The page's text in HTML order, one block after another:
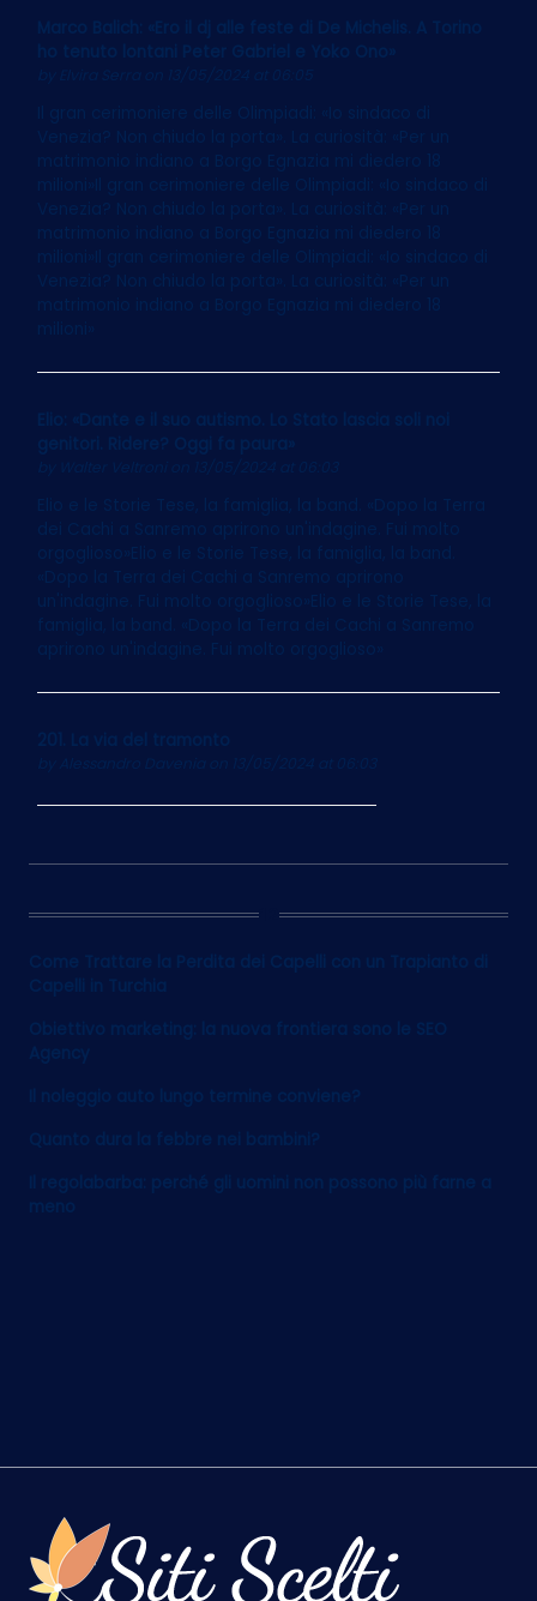
Marco Balich: «Ero il dj alle feste di De Michelis. A Torino
ho tenuto lontani Peter Gabriel e Yoko Ono»
on 13/05/2024 at 06:05
Il gran cerimoniere delle Olimpiadi: «Io sindaco di
Venezia? Non chiudo la porta». La curiosità: «Per un
matrimonio indiano a Borgo Egnazia mi diedero 18
milioni»Il gran cerimoniere delle Olimpiadi: «Io sindaco di
Venezia? Non chiudo la porta». La curiosità: «Per un
matrimonio indiano a Borgo Egnazia mi diedero 18
milioni»Il gran cerimoniere delle Olimpiadi: «Io sindaco di
Venezia? Non chiudo la porta». La curiosità: «Per un
matrimonio indiano a Borgo Egnazia mi diedero 18
Elio: «Dante e il suo autismo. Lo Stato lascia soli noi
genitori. Ridere? Oggi fa paura»
Walter Veltroni on 13/05/2024 at 06:03
Elio e le Storie Tese, la famiglia, la band. «Dopo la Terra
dei Cachi a Sanremo aprirono un'indagine. Fui molto
orgoglioso»Elio e le Storie Tese, la famiglia, la band.
«Dopo la Terra dei Cachi a Sanremo aprirono
un'indagine. Fui molto orgoglioso»Elio e le Storie Tese, la
famiglia, la band. «Dopo la Terra dei Cachi a Sanremo
aprirono un'indagine. Fui molto orgoglioso»
201. La via del tramonto
on 13/05/2024 at 06:03
12
Come Trattare la Perdita dei Capelli con un Trapianto di
Capelli in Turchia
Obiettivo marketing: la nuova frontiera sono le SEO
Agency
Il noleggio auto lungo termine conviene?
Quanto dura la febbre nei bambini?
Il regolabarba: perché gli uomini non possono più farne a
meno